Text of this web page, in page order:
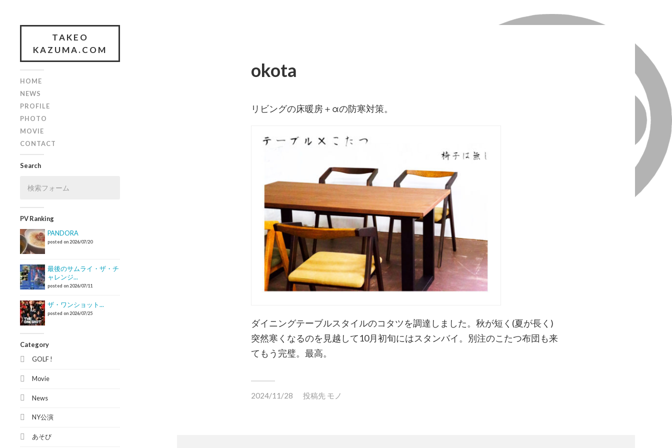
TAKEO
KAZUMA.COM
HOME
NEWS
PROFILE
PHOTO
MOVIE
CONTACT
Search
PV Ranking
PANDORA
posted on 2026/07/20
最後のサムライ・ザ・チ
ャレンジ...
posted on 2026/07/11
ザ・ワンショット...
posted on 2026/07/25
Category
GOLF !
Movie
News
NY公演
あそび
okota
リビングの床暖房＋αの防寒対策。
ダイニングテーブルスタイルのコタツを調達しました。秋が短く(夏が長く)
突然寒くなるのを見越して10月初旬にはスタンバイ。別注のこたつ布団も来
てもう完璧。最高。
2024/11/28 投稿先 モノ